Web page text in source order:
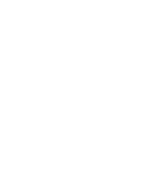
dine
gældende
som du fik
tillader dig at bruge
enhed. Du må tage én kopi
til arkiveringsformål
på din enhed og
med henblik på backup
eller deaktivere